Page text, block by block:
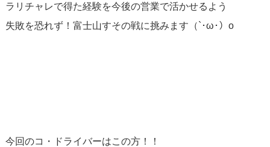
ラリチャレで得た経験を今後の営業で活かせるよう
失敗を恐れず！富士山すその戦に挑みます（`･ω･）o
今回のコ・ドライバーはこの方！！